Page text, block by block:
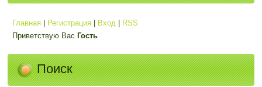
Главная Регистрация Вход
RSS
Приветствую Вас Гость
Поиск